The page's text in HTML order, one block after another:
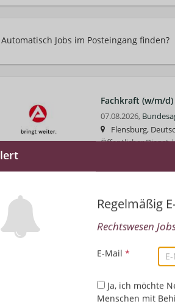
Automatisch Jobs im Posteingang finden?
Regelmäßig
Rechtswesen
E-Mail *
Ja, ich möchte
Menschen mit
Fachkraft (w/m/
07.08.2026,
Flensburg,
Öffentlicher Dienst